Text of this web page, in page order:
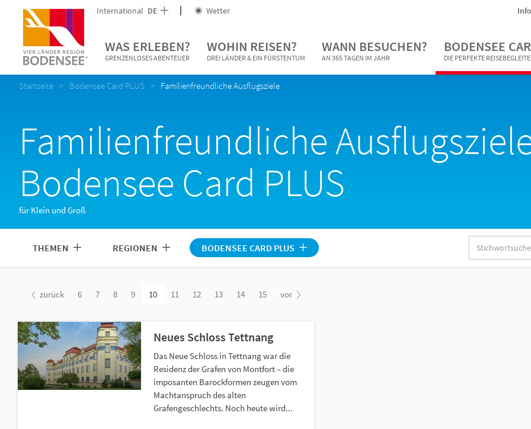
International DE Wetter
WAS ERLEBEN?
GRENZENLOSES ABENTEUER
WOHIN REISEN?
DREI LÄNDER & EIN FÜRSTENTUM
WANN BESUCHEN?
AN 365 TAGEN IM JAHR
BODENSEE
DIE PERFEKTE
Startseite Bodensee Card PLUS Familienfreundliche Ausflugsziele
Familienfreundliche
Bodensee Card PLUS
für Klein und Groß
THEMEN REGIONEN BODENSEE CARD PLUS
zurück 6 7 8 9 10 11 12 13 14 15 vor
Neues Schloss Tettnang
Das Neue Schloss in Tettnang war die
Residenz der Grafen von Montfort – die
imposanten Barockformen zeugen vom
Machtanspruch des alten
Grafengeschlechts. Noch heute wird...